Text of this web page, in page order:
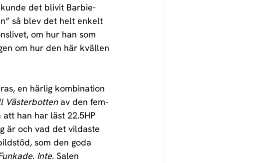
det blivit Barbie-
så blev det helt enkelt
om hur han som
om hur den här kvällen
en härlig kombination
Västerbotten av den fem-
han har läst 22.5HP
är och vad det vildaste
som den goda
. Inte. Salen